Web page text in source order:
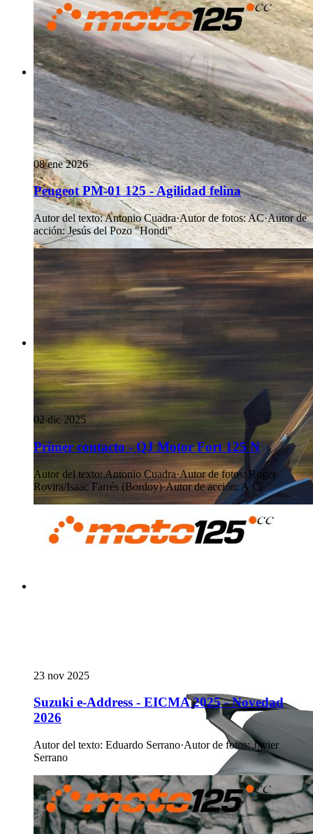
08 ene 2026
Peugeot PM-01 125 - Agilidad felina
Autor del texto:Antonio Cuadra·Autor de fotos:AC·Autor de
acción: Jesús del Pozo "Hondi"
02 dic 2025
Primer contacto - QJ Motor Fort 125 N
Autor del texto:Antonio Cuadra·Autor de fotos: Roger
Rovira/Isaac Farrés (Bordoy)·Autor de acción:A.C.
23 nov 2025
Suzuki e-Address - EICMA 2025 - Novedad
2026
Autor del texto: Eduardo Serrano·Autor de fotos: Javier
Serrano